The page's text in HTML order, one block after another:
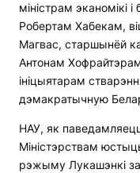
міністрам эканомікі
Робертам Хабекам,
Магвас, старшынёй
Антонам
ініцыятарам
дэмакратычную
НАУ, як
Міністэрствам
рэжыму Лукашэнкі